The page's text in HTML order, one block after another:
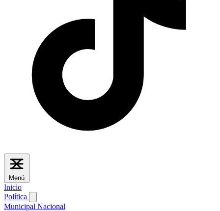
Menú
Inicio
Política
Municipal Nacional